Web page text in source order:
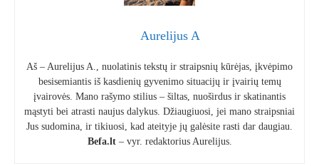
Aurelijus A
Aš – Aurelijus A., nuolatinis tekstų ir straipsnių kūrėjas, įkvėpimo
besisemiantis iš kasdienių gyvenimo situacijų ir įvairių temų
įvairovės. Mano rašymo stilius – šiltas, nuoširdus ir skatinantis
mąstyti bei atrasti naujus dalykus. Džiaugiuosi, jei mano straipsniai
Jus sudomina, ir tikiuosi, kad ateityje jų galėsite rasti dar daugiau.
Befa.lt– vyr. redaktorius Aurelijus.